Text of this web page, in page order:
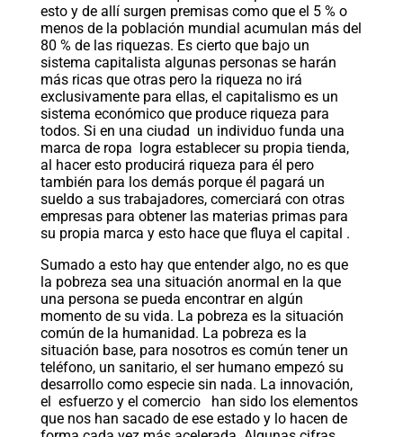
esto y de allí surgen premisas como que el 5 % o
menos de la población mundial acumulan más del
80 % de las riquezas. Es cierto que bajo un
sistema capitalista algunas personas se harán
más ricas que otras pero la riqueza no irá
exclusivamente para ellas, el capitalismo es un
sistema económico que produce riqueza para
todos. Si en una ciudad un individuo funda una
marca de ropa logra establecer su propia tienda,
al hacer esto producirá riqueza para él pero
también para los demás porque él pagará un
sueldo a sus trabajadores, comerciará con otras
empresas para obtener las materias primas para
su propia marca y esto hace que fluya el capital .
Sumado a esto hay que entender algo, no es que
la pobreza sea una situación anormal en la que
una persona se pueda encontrar en algún
momento de su vida. La pobreza es la situación
común de la humanidad. La pobreza es la
situación base, para nosotros es común tener un
teléfono, un sanitario, el ser humano empezó su
desarrollo como especie sin nada. La innovación,
el esfuerzo y el comercio han sido los elementos
que nos han sacado de ese estado y lo hacen de